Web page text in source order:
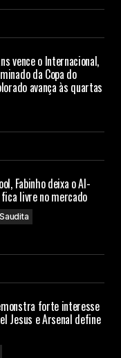
vence o Internacional,
da Copa do
avança às quartas
Fabinho deixa o Al-
livre no mercado
forte interesse
Jesus e Arsenal define